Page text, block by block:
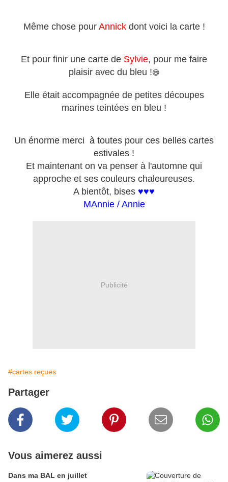
Même chose pour Annickdont voici la carte !
Et pour finir une carte de Sylvie, pour me faire
plaisir avec du bleu !😄
Elle était accompagnée de petites découpes
marines teintées en bleu !
Un énorme merci à toutes pour ces belles cartes
estivales !
Et maintenant on va penser à l'automne qui
approche et ses couleurs chaleureuses.
A bientôt, bises ♥♥♥
MAnnie / Annie
Publicité
#cartes reçues
Partager
Vous aimerez aussi
Dans ma BAL en juillet